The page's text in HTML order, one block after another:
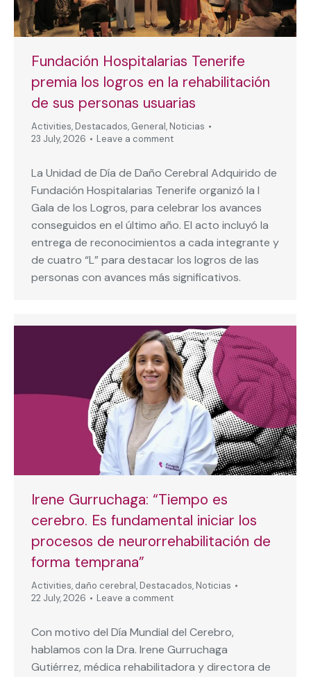
Fundación Hospitalarias Tenerife
premia los logros en la rehabilitación
de sus personas usuarias
Activities, Destacados, General, Noticias
23 July, 2026
Leave a comment
La Unidad de Día de Daño Cerebral Adquirido de
Fundación Hospitalarias Tenerife organizó la I
Gala de los Logros, para celebrar los avances
conseguidos en el último año. El acto incluyó la
entrega de reconocimientos a cada integrante y
de cuatro “L” para destacar los logros de las
personas con avances más significativos.
Irene Gurruchaga: “Tiempo es
cerebro. Es fundamental iniciar los
procesos de neurorrehabilitación de
forma temprana”
Activities, daño cerebral, Destacados, Noticias
22 July, 2026
Leave a comment
Con motivo del Día Mundial del Cerebro,
hablamos con la Dra. Irene Gurruchaga
Gutiérrez, médica rehabilitadora y directora de